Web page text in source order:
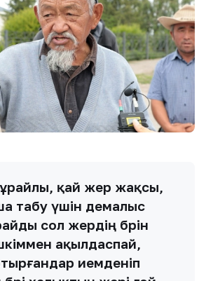
қай жер жақсы,
табу үшін демалыс
сол жердің бәрін
ақылдаспай,
иемденіп